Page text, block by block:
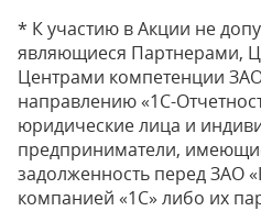
* К участию в Акции не
являющиеся Партнерами,
Центрами компетенции ЗАО
направлению «1С-
юридические лица и
предприниматели,
задолженность перед ЗАО
компанией «1С» либо их